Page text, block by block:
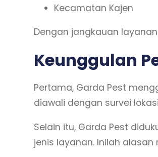
Kecamatan Kajen
Dengan jangkauan
Keunggulan
Pertama, Garda Pest
diawali dengan survei
Selain itu, Garda Pest
jenis layanan. Inilah